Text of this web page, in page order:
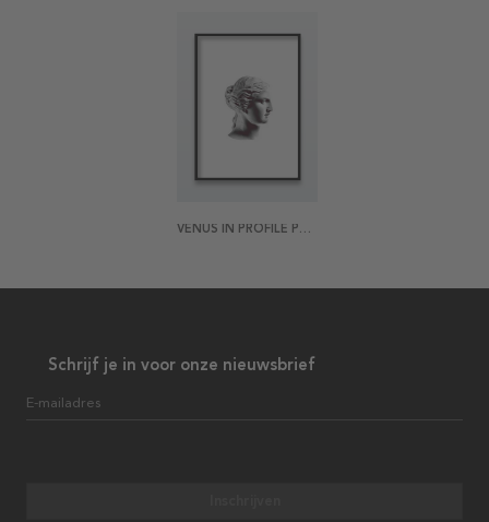
VENUS IN PROFILE POSTER
Schrijf je in voor onze nieuwsbrief
E-mailadres